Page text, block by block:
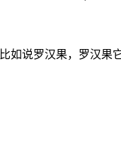
说罗汉果，罗汉果